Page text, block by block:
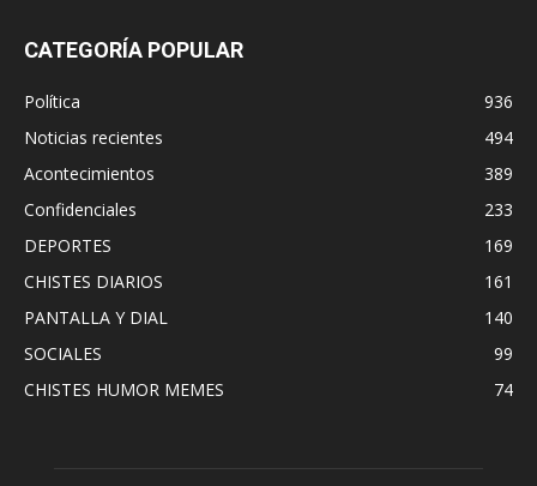
CATEGORÍA POPULAR
Política
936
Noticias recientes
494
Acontecimientos
389
Confidenciales
233
DEPORTES
169
CHISTES DIARIOS
161
PANTALLA Y DIAL
140
SOCIALES
99
CHISTES HUMOR MEMES
74